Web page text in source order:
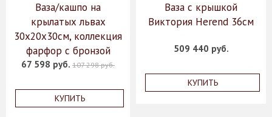
Ваза/кашпо на
крылатых львах
30х20х30см, коллекция
фарфор с бронзой
67 598 руб. 107 298 руб.
КУПИТЬ
Ваза с крышкой
Виктория Herend 36см
509 440 руб.
КУПИТЬ